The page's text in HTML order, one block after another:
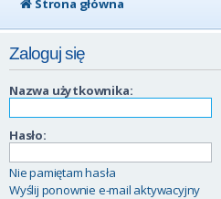
Strona główna
Zaloguj się
Nazwa użytkownika:
Hasło:
Nie pamiętam hasła
Wyślij ponownie e-mail aktywacyjny